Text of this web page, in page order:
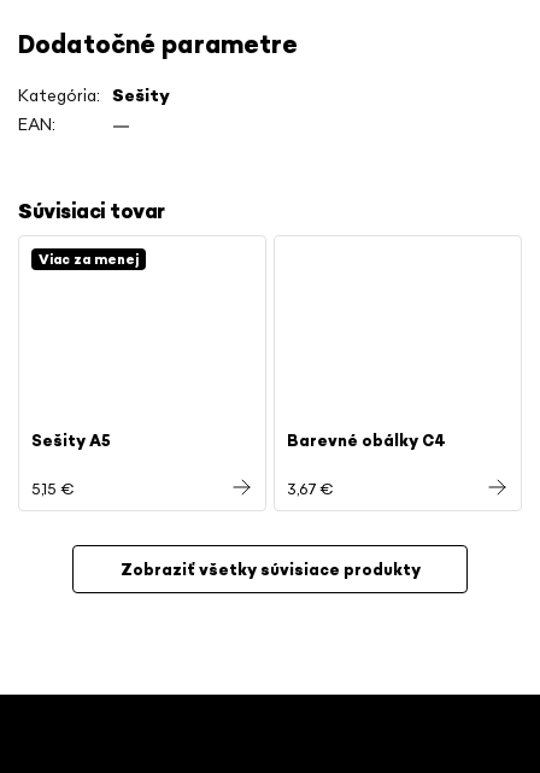
Súvisiaci tovar
Viac za menej
Sešity A5
5,15 €
Barevné obálky C4
3,67 €
Zobraziť všetky súvisiace produkty
Dodatočné parametre
Kategória: Sešity
EAN: —